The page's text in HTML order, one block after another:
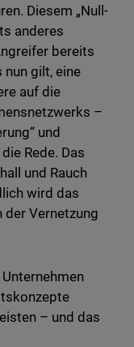
Diesem „Null-
anderes
bereits
nun gilt, eine
auf die
–
und
Rede. Das
und Rauch
wird das
der Vernetzung
– und das